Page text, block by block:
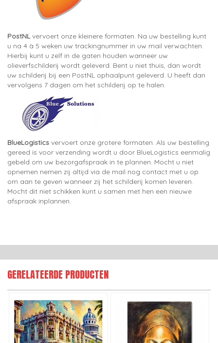
PostNLvervoert onze kleinere formaten. Na uw bestelling kunt
u na 4 à 5 weken uw trackingnummer in uw mail verwachten.
Hierbij kunt u zelf in de gaten houden wanneer uw
olieverfschilderij wordt geleverd. Bent u niet thuis, dan wordt
uw schilderij bij een PostNL ophaalpunt geleverd. U heeft dan
vervolgens 7 dagen om het schilderij op te halen.
BlueLogistics vervoert onze grotere formaten. Als uw bestelling
gereed is voor verzending wordt u door BlueLogistics eenmalig
gebeld om uw bezorgafspraak in te plannen. Mocht u niet
opnemen nemen zij altijd via de mail nog contact met u op
om aan te geven wanneer zij het schilderij komen leveren.
Mocht dit niet schikken kunt u samen met hen een nieuwe
afspraak inplannen.
GERELATEERDE PRODUCTEN